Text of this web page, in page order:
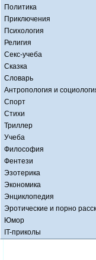
Политика
Приключения
Психология
Религия
Секс-учеба
Сказка
Словарь
Антропология и
Спорт
Стихи
Триллер
Учеба
Философия
Фентези
Эзотерика
Экономика
Энциклопедия
Эротические и порно
Юмор
IT-приколы